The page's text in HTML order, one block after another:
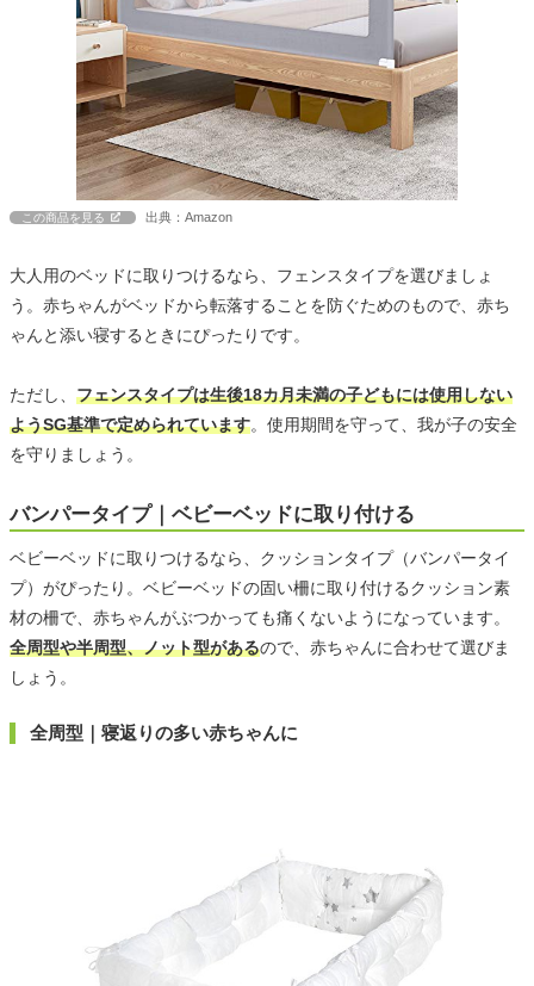
この商品を見る 出典：Amazon
大人用のベッドに取りつけるなら、フェンスタイプを選びましょ
う。赤ちゃんがベッドから転落することを防ぐためのもので、赤ち
ゃんと添い寝するときにぴったりです。
ただし、 フェンスタイプは生後18カ月未満の子どもには使用しない
ようSG基準で定められています。使用期間を守って、我が子の安全
を守りましょう。
バンパータイプ｜ベビーベッドに取り付ける
ベビーベッドに取りつけるなら、クッションタイプ（バンパータイ
プ）がぴったり。ベビーベッドの固い柵に取り付けるクッション素
材の柵で、赤ちゃんがぶつかっても痛くないようになっています。
全周型や半周型、ノット型があるので、赤ちゃんに合わせて選びま
しょう。
全周型｜寝返りの多い赤ちゃんに